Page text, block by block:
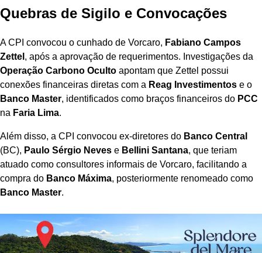
Quebras de Sigilo e Convocações
A CPI convocou o cunhado de Vorcaro, Fabiano Campos
Zettel , após a aprovação de requerimentos. Investigações da
Operação Carbono Oculto apontam que Zettel possui
conexões financeiras diretas com a Reag Investimentos e o
Banco Master, identificados como braços financeiros do PCC
na Faria Lima.
Além disso, a CPI convocou ex-diretores do Banco Central
(BC), Paulo Sérgio Neves e Bellini Santana, que teriam
atuado como consultores informais de Vorcaro, facilitando a
compra do Banco Máxima, posteriormente renomeado como
Banco Master.